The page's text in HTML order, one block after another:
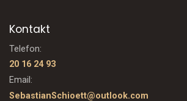
Kontakt
Telefon:
20 16 24 93
Email:
SebastianSchioett@outlook.com